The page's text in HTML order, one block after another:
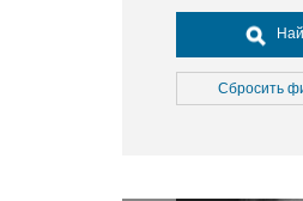
Досуг, туризм
Культура
Медицина
Сбросить